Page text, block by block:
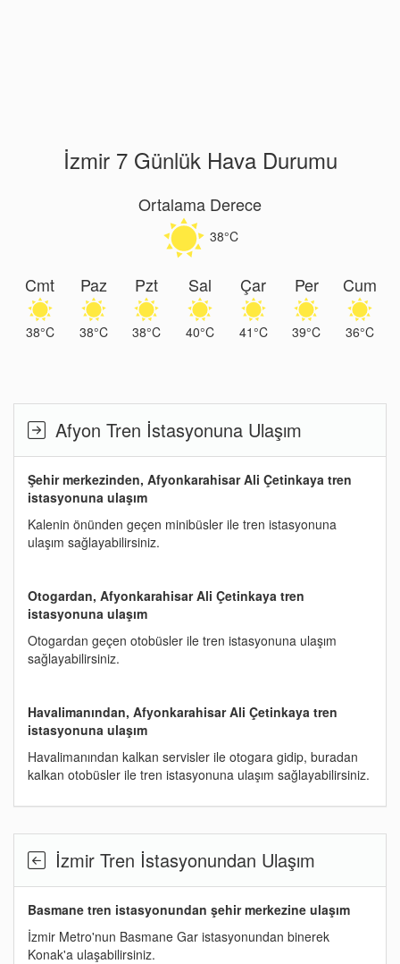
İzmir 7 Günlük Hava Durumu
Ortalama Derece
38°C
Cmt
38°C
Paz
38°C
Pzt
38°C
Sal
40°C
Çar
41°C
Per
39°C
Cum
36°C
Afyon Tren İstasyonuna Ulaşım
Şehir merkezinden, Afyonkarahisar Ali Çetinkaya tren
istasyonuna ulaşım
Kalenin önünden geçen minibüsler ile tren istasyonuna
ulaşım sağlayabilirsiniz.
Otogardan, Afyonkarahisar Ali Çetinkaya tren
istasyonuna ulaşım
Otogardan geçen otobüsler ile tren istasyonuna ulaşım
sağlayabilirsiniz.
Havalimanından, Afyonkarahisar Ali Çetinkaya tren
istasyonuna ulaşım
Havalimanından kalkan servisler ile otogara gidip, buradan
kalkan otobüsler ile tren istasyonuna ulaşım sağlayabilirsiniz.
İzmir Tren İstasyonundan Ulaşım
Basmane tren istasyonundan şehir merkezine ulaşım
İzmir Metro'nun Basmane Gar istasyonundan binerek
Konak'a ulaşabilirsiniz.